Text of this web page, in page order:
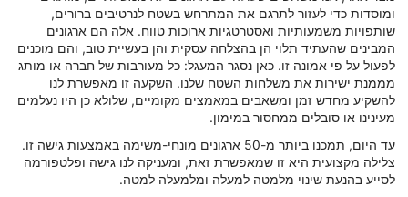
ומוסדות כדי לעזור לתרגם את המתרחש בשטח לנרטיבים ברורים,
שותפויות משמעותיות ואסטרטגיות ארוכות טווח. אלה הם ארגונים
המבינים שהעתיד תלוי הן בהצלחה עסקית והן בעשיית טוב, והם מוכנים
לפעול על פי אמונה זו. כאן נסגר המעגל: כל מעורבות של חברה או מותג
מממנת ישירות את משלחות השטח שלנו. השקעה זו מאפשרת לנו
להשקיע מחדש זמן ומשאבים במאמצים מקומיים, שלולא כן היו נעלמים
מעינינו או סובלים ממחסור במימון.
עד היום, תמכנו ביותר מ-50 ארגונים מונחי-משימה באמצעות גישה זו.
צלילה מקצועית היא זו שמאפשרת זאת, ומעניקה לנו גישה ופלטפורמה
לסייע בהנעת שינוי מלמטה למעלה ומלמעלה למטה.